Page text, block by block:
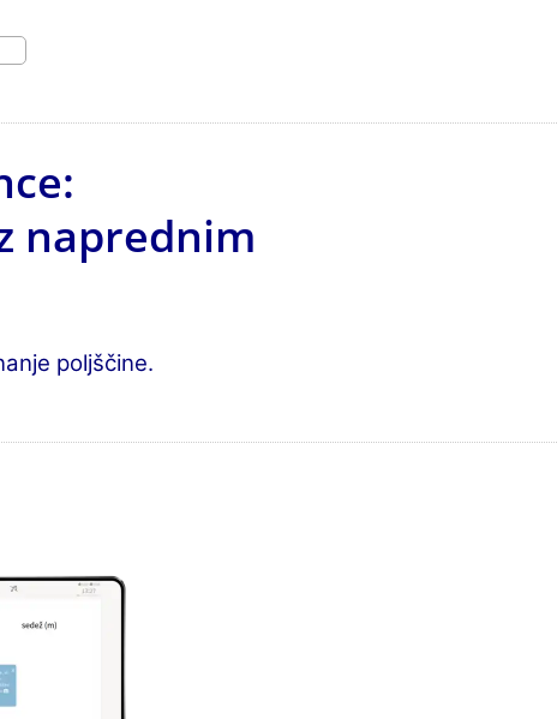
naprednim
poljščine.